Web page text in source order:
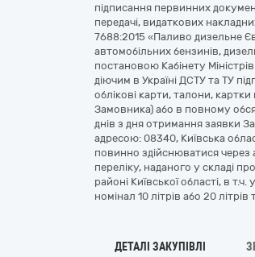
підписання первинних
передачі, видаткових
7688:2015 «Паливо дизельне
автомобільних бензинів,
постановою Кабінету
діючим в Україні ДСТУ та ТУ
облікові карти, талони,
Замовника) або в повному
днів з дня отримання заявки
адресою: 08340, Київська
повинно здійснюватися через
переліку, наданого у складі
районі Київської області, в
номінал 10 літрів або 20
ДЕТАЛІ ЗАКУПІВЛІ